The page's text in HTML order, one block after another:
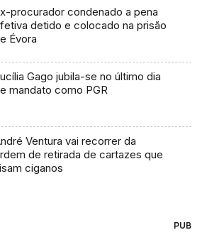
procurador condenado a pena
detido e colocado na prisão
Évora
Gago jubila-se no último dia
mandato como PGR
Ventura vai recorrer da
de retirada de cartazes que
ciganos
PUB